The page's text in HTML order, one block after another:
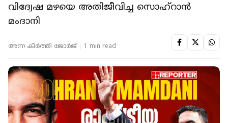
വിദ്വേഷ മഴയെ അതിജീവിച്ച സൊഹ്റാന്‍
മംദാനി
അന്ന കീര്‍‌ത്തി ജോര്‍ജ് 1 min read